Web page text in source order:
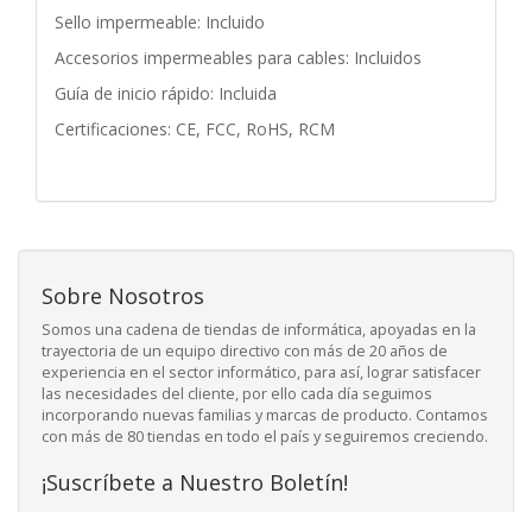
Sello impermeable: Incluido
Accesorios impermeables para cables: Incluidos
Guía de inicio rápido: Incluida
Certificaciones: CE, FCC, RoHS, RCM
Sobre Nosotros
Somos una cadena de tiendas de informática, apoyadas en la
trayectoria de un equipo directivo con más de 20 años de
experiencia en el sector informático, para así, lograr satisfacer
las necesidades del cliente, por ello cada día seguimos
incorporando nuevas familias y marcas de producto. Contamos
con más de 80 tiendas en todo el país y seguiremos creciendo.
¡Suscríbete a Nuestro Boletín!